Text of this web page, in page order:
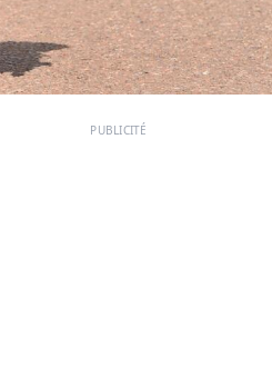
PUBLICITÉ